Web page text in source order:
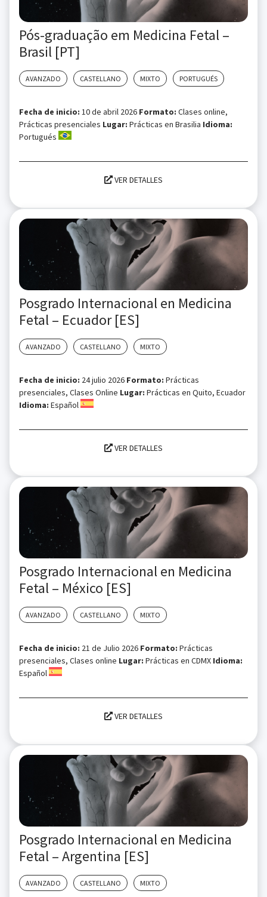
Pós-graduação em Medicina Fetal –
Brasil [PT]
AVANZADO CASTELLANO MIXTO PORTUGUÉS
Fecha de inicio: 10 de abril 2026 Formato: Clases online,
Prácticas presenciales Lugar: Prácticas en Brasilia Idioma:
Portugués
VER DETALLES
Posgrado Internacional en Medicina
Fetal – Ecuador [ES]
AVANZADO CASTELLANO MIXTO
Fecha de inicio: 24 julio 2026 Formato: Prácticas
presenciales, Clases Online Lugar: Prácticas en Quito, Ecuador
Idioma: Español
VER DETALLES
Posgrado Internacional en Medicina
Fetal – México [ES]
AVANZADO CASTELLANO MIXTO
Fecha de inicio: 21 de Julio 2026 Formato: Prácticas
presenciales, Clases online Lugar: Prácticas en CDMX Idioma:
Español
VER DETALLES
Posgrado Internacional en Medicina
Fetal – Argentina [ES]
AVANZADO CASTELLANO MIXTO